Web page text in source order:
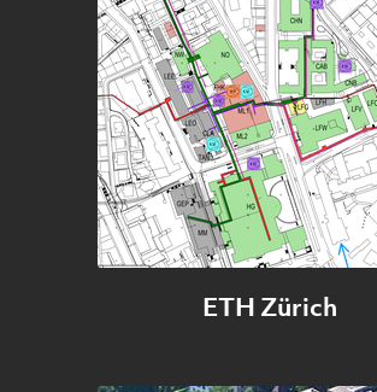
ETH Zürich